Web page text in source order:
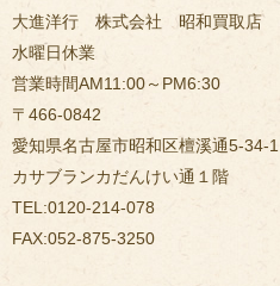
大進洋行 株式会社 昭和買取店
水曜日休業
営業時間AM11:00～PM6:30
〒466-0842
愛知県名古屋市昭和区檀溪通5-34-1
カサブランカだんけい通１階
TEL:0120-214-078
FAX:052-875-3250